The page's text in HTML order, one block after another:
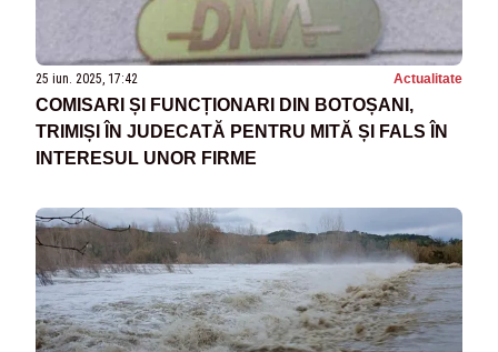
25 iun. 2025, 17:42 Actualitate
COMISARI ȘI FUNCȚIONARI DIN BOTOȘANI,
TRIMIȘI ÎN JUDECATĂ PENTRU MITĂ ȘI FALS ÎN
INTERESUL UNOR FIRME